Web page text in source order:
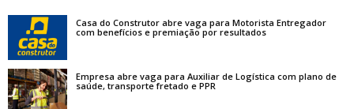
Casa do Construtor abre vaga para Motorista Entregador
com benefícios e premiação por resultados
Empresa abre vaga para Auxiliar de Logística com plano de
saúde, transporte fretado e PPR